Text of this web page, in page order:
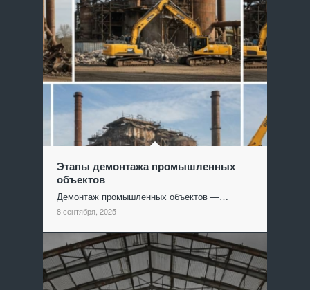
Этапы демонтажа промышленных
объектов
Демонтаж промышленных объектов —…
8 сентября, 2025